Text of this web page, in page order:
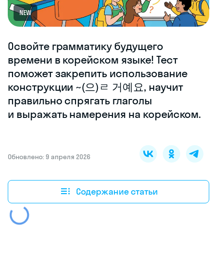
NEW
Освойте грамматику будущего
времени в корейском языке! Тест
поможет закрепить использование
конструкции ~(으)ㄹ 거예요, научит
правильно спрягать глаголы
и выражать намерения на корейском.
Обновлено: 9 апреля 2026
Содержание статьи